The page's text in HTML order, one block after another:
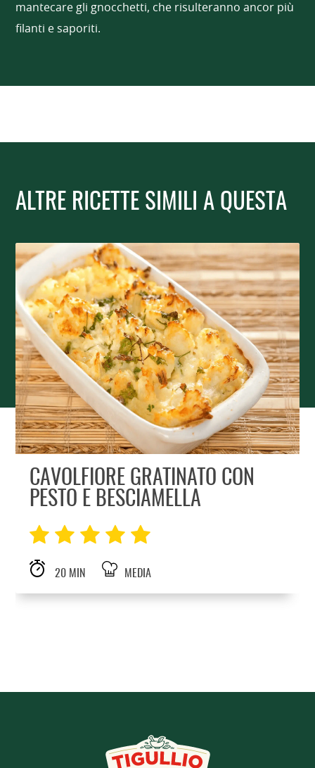
mantecare gli gnocchetti, che risulteranno ancor più
filanti e saporiti.
ALTRE RICETTE SIMILI A QUESTA
CAVOLFIORE GRATINATO CON
PESTO E BESCIAMELLA
20 MIN MEDIA